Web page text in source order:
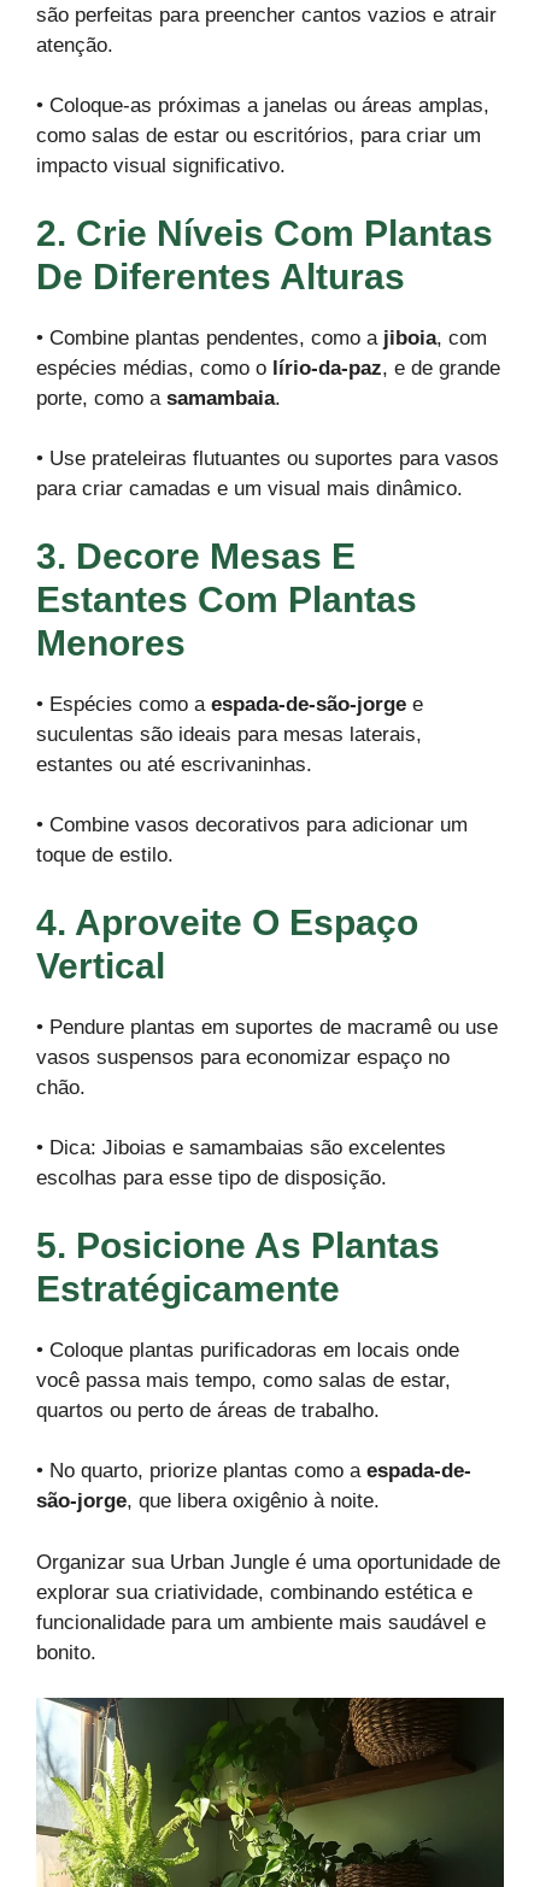
são perfeitas para preencher cantos vazios e atrair
atenção.
• Coloque-as próximas a janelas ou áreas amplas,
como salas de estar ou escritórios, para criar um
impacto visual significativo.
2. Crie Níveis Com Plantas
De Diferentes Alturas
• Combine plantas pendentes, como a jiboia, com
espécies médias, como o lírio-da-paz, e de grande
porte, como a samambaia.
• Use prateleiras flutuantes ou suportes para vasos
para criar camadas e um visual mais dinâmico.
3. Decore Mesas E
Estantes Com Plantas
Menores
• Espécies como a espada-de-são-jorge e
suculentas são ideais para mesas laterais,
estantes ou até escrivaninhas.
• Combine vasos decorativos para adicionar um
toque de estilo.
4. Aproveite O Espaço
Vertical
• Pendure plantas em suportes de macramê ou use
vasos suspensos para economizar espaço no
chão.
• Dica: Jiboias e samambaias são excelentes
escolhas para esse tipo de disposição.
5. Posicione As Plantas
Estratégicamente
• Coloque plantas purificadoras em locais onde
você passa mais tempo, como salas de estar,
quartos ou perto de áreas de trabalho.
• No quarto, priorize plantas como a espada-de-
são-jorge, que libera oxigênio à noite.
Organizar sua Urban Jungle é uma oportunidade de
explorar sua criatividade, combinando estética e
funcionalidade para um ambiente mais saudável e
bonito.